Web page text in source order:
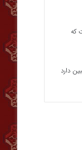
که
دارد